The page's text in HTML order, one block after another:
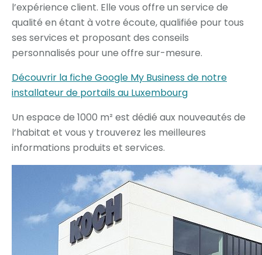
l’expérience client. Elle vous offre un service de
qualité en étant à votre écoute, qualifiée pour tous
ses services et proposant des conseils
personnalisés pour une offre sur-mesure.
Découvrir la fiche Google My Business de notre
installateur de portails au Luxembourg
Un espace de 1000 m² est dédié aux nouveautés de
l’habitat et vous y trouverez les meilleures
informations produits et services.